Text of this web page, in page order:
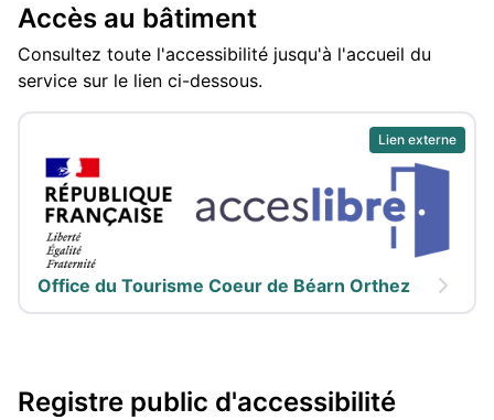
Accès au bâtiment
Consultez toute l'accessibilité jusqu'à l'accueil du
service sur le lien ci-dessous.
Lien externe
Office du Tourisme Coeur de Béarn Orthez
Registre public d'accessibilité